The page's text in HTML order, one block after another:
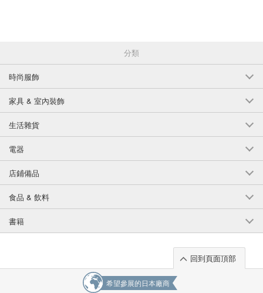
分類
時尚服飾
家具 & 室內裝飾
生活雜貨
電器
店鋪備品
食品 & 飲料
書籍
回到頁面頂部
希望參展的日本廠商